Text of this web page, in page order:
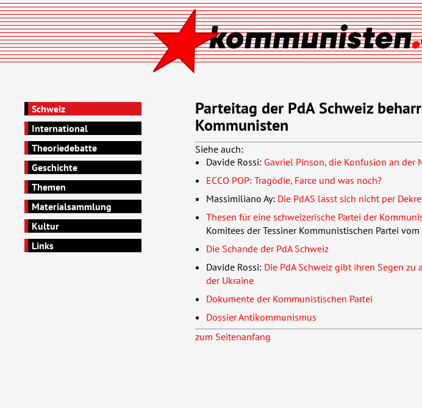
Schweiz
International
Theoriedebatte
Geschichte
Themen
Materialsammlung
Kultur
Links
Parteitag der PdA Schweiz
Kommunisten
Siehe auch:
Davide Rossi: Gavriel Pinson, die Konfusion an der
ECCO POP: Tragödie, Farce und was noch?
Massimiliano Ay: Die PdAS lässt sich nicht per
Thesen für eine schweizerische Partei der
Komitees der Tessiner Kommunistischen Partei
Die Schande der PdA Schweiz
Davide Rossi: Die PdA Schweiz gibt ihren Segen
der Ukraine
Dokumente der Kommunistischen Partei
Dossier Antikommunismus
zum Seitenanfang